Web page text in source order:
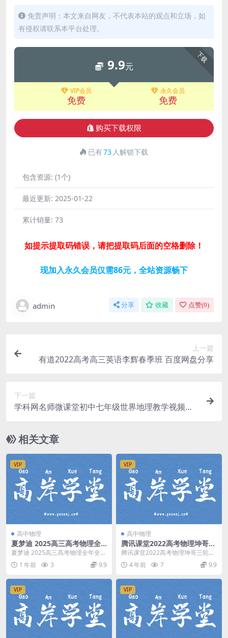
免责声明：本文来自网友，不代表本站的观点和立场，如
有侵权请联系本平台处理。
下载
9.9元
VIP会员
免费
永久会员
免费
购买下载权限
已有73 人解锁下载
包含资源: (1个)
最近更新: 2025-01-22
累计销量: 73
如提示提取码错误，请把提取码后面的空格删除！
现加入永久会员仅需86元，全站资源畅下
admin 分享 收藏 点赞(0)
上一篇
有道2022高考高三英语李辉春季班 百度网盘分享
下一篇
学科网名师微课堂初中七年级世界地理教学视频
相关文章
VIP
高中物理
夏梦迪 2025高三高考物理全
年全程一轮二轮暑假秋季寒假
春季 百度网盘分享下载
夏梦迪 2025高三高考物理全年全程
一轮二轮暑假秋季寒假春季 更新中
目录：文章目...
1 年前 3 9.9
VIP
高中物理
腾讯课堂2022高考物理坤哥三
轮复习题源真经300题录播课
百度网盘分享
腾讯课堂2022高考物理坤哥三轮复
习题源真经300题录播课，百度网
盘高考物理复习...
4 年前 7 9.9
VIP VIP